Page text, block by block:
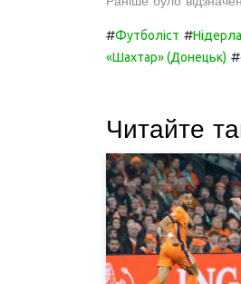
#Футболіст #
«Шахтар» (Донецьк) #
Читайте